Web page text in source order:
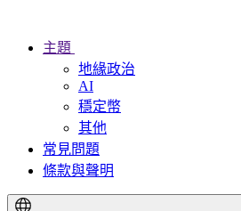
主題
地緣政治
AI
穩定幣
其他
常見問題
條款與聲明